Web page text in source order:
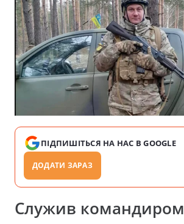
ПІДПИШІТЬСЯ НА НАС В GOOGLE
ДОДАТИ ЗАРАЗ
Служив командиром